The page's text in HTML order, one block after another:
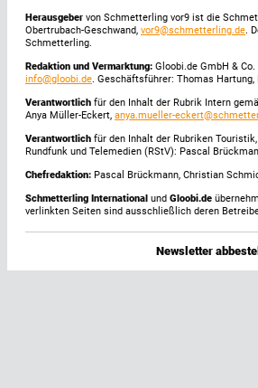
Herausgeber von Schmetterling vor9 ist die
Obertrubach-Geschwand, vor9@schmetterling.de.
Schmetterling.
Redaktion und Vermarktung: Gloobi.de GmbH &
info@gloobi.de. Geschäftsführer: Thomas
Verantwortlich für den Inhalt der Rubrik Intern
Anya Müller-Eckert, anya.mueller-
Verantwortlich für den Inhalt der Rubriken
Rundfunk und Telemedien (RStV): Pascal
Chefredaktion: Pascal Brückmann, Christian
Schmetterling International und Gloobi.de
verlinkten Seiten sind ausschließlich deren
Newsletter